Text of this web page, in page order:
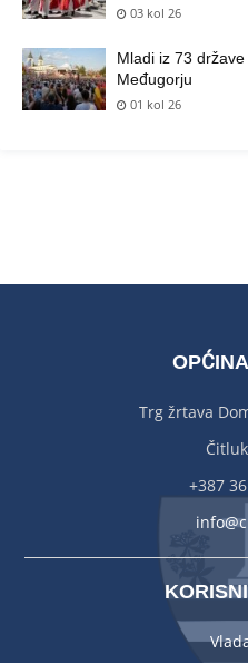
03 kol 26
Mladi iz 73
Međugorju
01 kol 26
Trg žrtava
+387